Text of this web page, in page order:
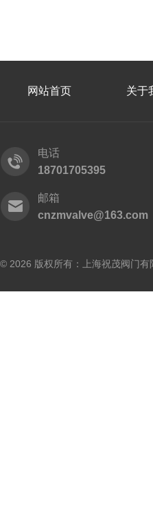
网站首页 关于
电话
18701705395
邮箱
cnzmvalve@163.com
© 2026 版权所有：上海祝茂阀门